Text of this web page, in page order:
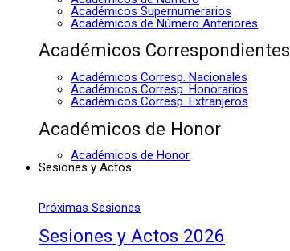
Académicos Supernumerarios
Académicos de Número Anteriores
Académicos Correspondientes
Académicos Corresp. Nacionales
Académicos Corresp. Honorarios
Académicos Corresp. Extranjeros
Académicos de Honor
Académicos de Honor
Sesiones y Actos
Próximas Sesiones
Sesiones y Actos 2026